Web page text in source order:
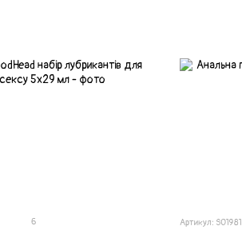
6 Артикул: SO1981